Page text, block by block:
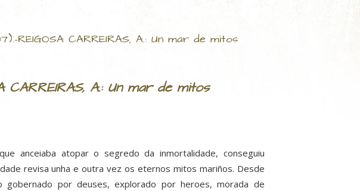
REIGOSA CARREIRAS, A.: Un mar de mitos
CARREIRAS, A.: Un mar de mitos
anceiaba atopar o segredo da inmortalidade, conseguiu
revisa unha e outra vez os eternos mitos mariños. Desde
por deuses, explorado por heroes, morada de